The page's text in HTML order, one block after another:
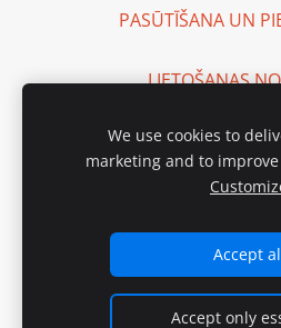
PASŪTĪŠANA UN
LIETOŠANAS
SIA "Cake
Reģ. Nr.
Purva iela
Waze: Cake
We use cookies to
marketing and to
Accept
Accept only